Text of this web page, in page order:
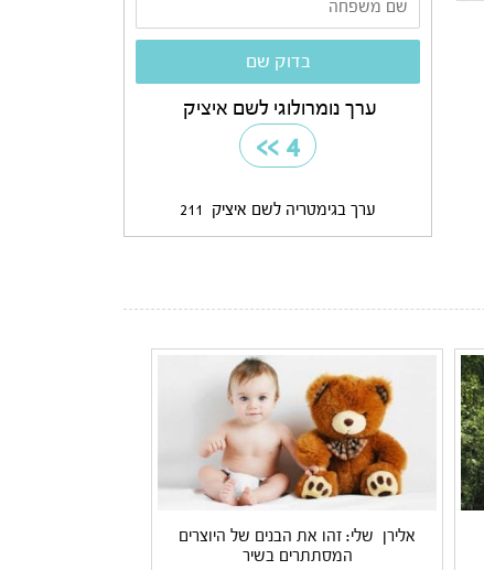
ערך נומרולוגי לשם איציק
4
>>
ערך בגימטריה לשם איציק 211
אלירן שלי: זהו את הבנים של היוצרים
המסתתרים בשיר